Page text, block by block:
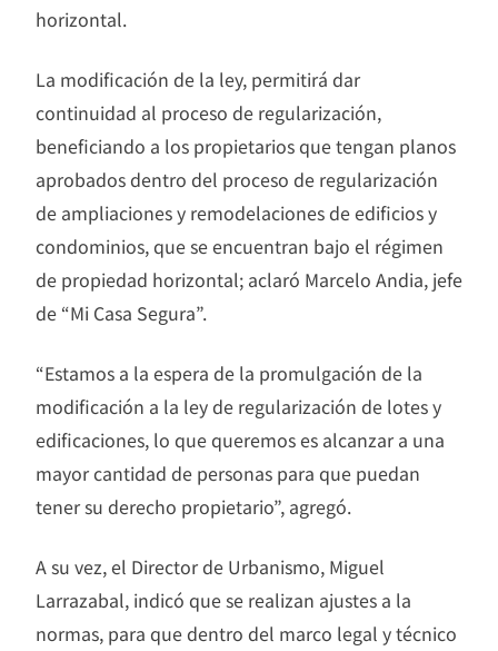
horizontal.
La modificación de la ley, permitirá dar
continuidad al proceso de regularización,
beneficiando a los propietarios que tengan planos
aprobados dentro del proceso de regularización
de ampliaciones y remodelaciones de edificios y
condominios, que se encuentran bajo el régimen
de propiedad horizontal; aclaró Marcelo Andia, jefe
de “Mi Casa Segura”.
“Estamos a la espera de la promulgación de la
modificación a la ley de regularización de lotes y
edificaciones, lo que queremos es alcanzar a una
mayor cantidad de personas para que puedan
tener su derecho propietario”, agregó.
A su vez, el Director de Urbanismo, Miguel
Larrazabal, indicó que se realizan ajustes a la
normas, para que dentro del marco legal y técnico